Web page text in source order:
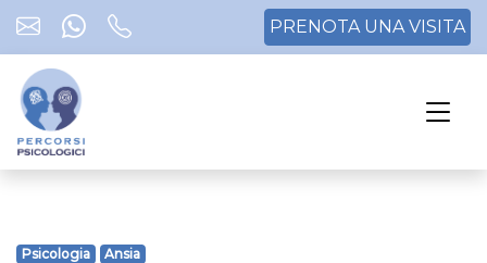
PRENOTA UNA VISITA
Psicologia Ansia